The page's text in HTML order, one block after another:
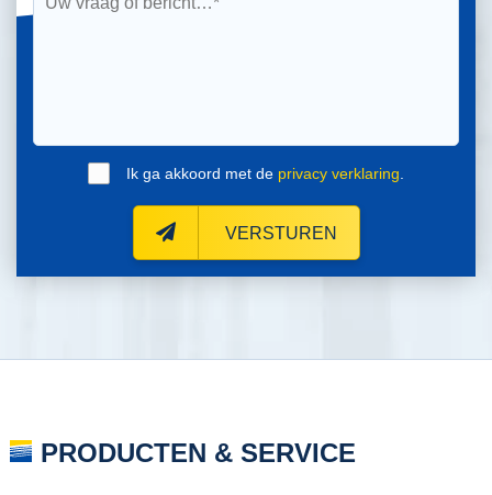
Ik ga akkoord met de privacy verklaring
VERSTUREN
PRODUCTEN & SERVICE